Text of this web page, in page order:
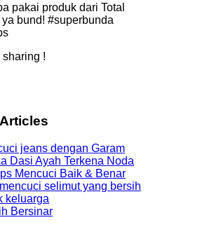
pakai produk dari Total
bund! #superbunda
!
jeans dengan Garam
Dasi Ayah Terkena Noda
Mencuci Baik & Benar
selimut yang bersih
keluarga
Bersinar